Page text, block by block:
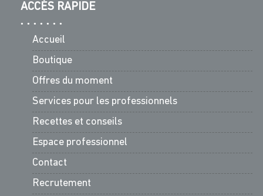
ACCÈS RAPIDE
Accueil
Boutique
Offres du moment
Services pour les professionnels
Recettes et conseils
Espace professionnel
Contact
Recrutement